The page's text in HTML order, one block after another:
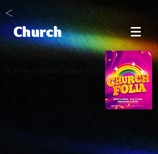
<
Church
CHURCH FOLIA
17 de fevereiro de 2026 às 02:00:00